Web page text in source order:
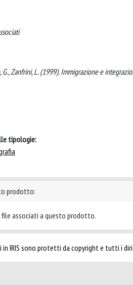
G., Zanfrini, L. (1999). Immigrazione e
tipologie:
prodotto:
file associati a questo prodotto.
in IRIS sono protetti da copyright e tutti i